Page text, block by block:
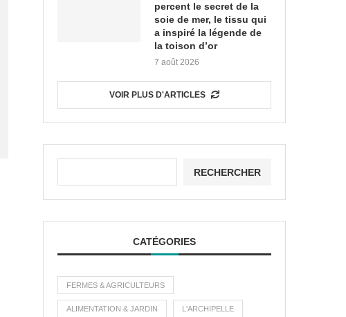
percent le secret de la
soie de mer, le tissu qui
a inspiré la légende de
la toison d’or
7 août 2026
VOIR PLUS D'ARTICLES
RECHERCHER
CATÉGORIES
FERMES & AGRICULTEURS
ALIMENTATION & JARDIN L'ARCHIPELLE